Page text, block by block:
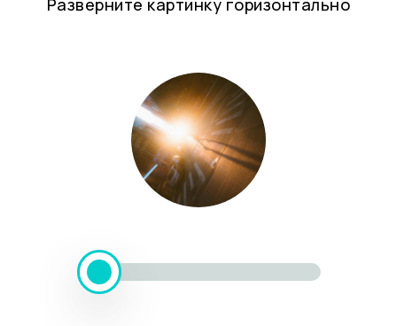
Разверните картинку горизонтально